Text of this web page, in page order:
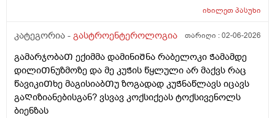
საშიშია? ამ პასუხით კენჭი ხომ არარის? 11 წლის
იხილეთპასუხი
კატეგორია - გასტროენტეროლოგია თარიღი :02-06-2026
გამარჯობაᲗ ექიმმა დამინიᲨნა რაბელოკი Ჭამამდე
დილიᲗნუზმოზე და მე კუᲭის წყლული არ მაქვს რაც
წავიკიᲗხე მაგისიაბᲗუ ზოგადად კუᲭნაწლავს იცავს
გაᲦიზიანებისგან? ვსვავ კოქსიქეას ტოქსივენოლს
ბიენზას